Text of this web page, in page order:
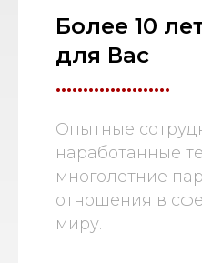
Более 10
для Вас
.....................
Опытные
наработанные
многолетние
отношения в
миру.